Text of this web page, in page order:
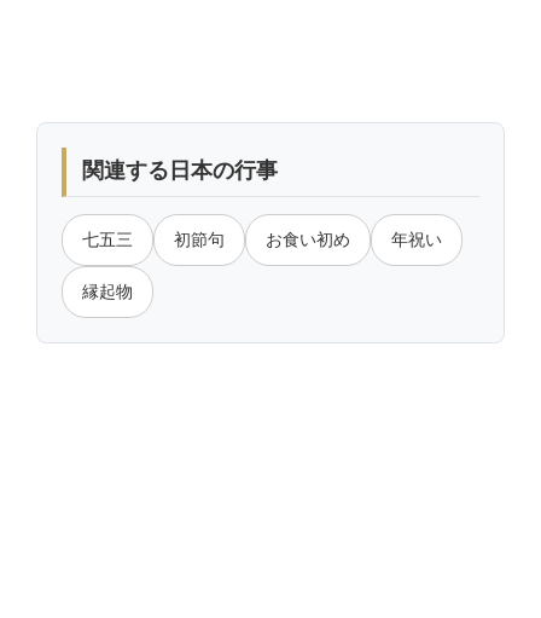
関連する日本の行事
七五三 初節句 お食い初め 年祝い
縁起物